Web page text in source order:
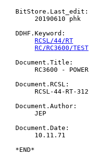
   BitStore.Last_edit:
   DDHF.Keyword:
RCSL/44/RT
RC/RC3600/TEST
   Document.Title:
   Document.RCSL:
   Document.Author:
   Document.Date: